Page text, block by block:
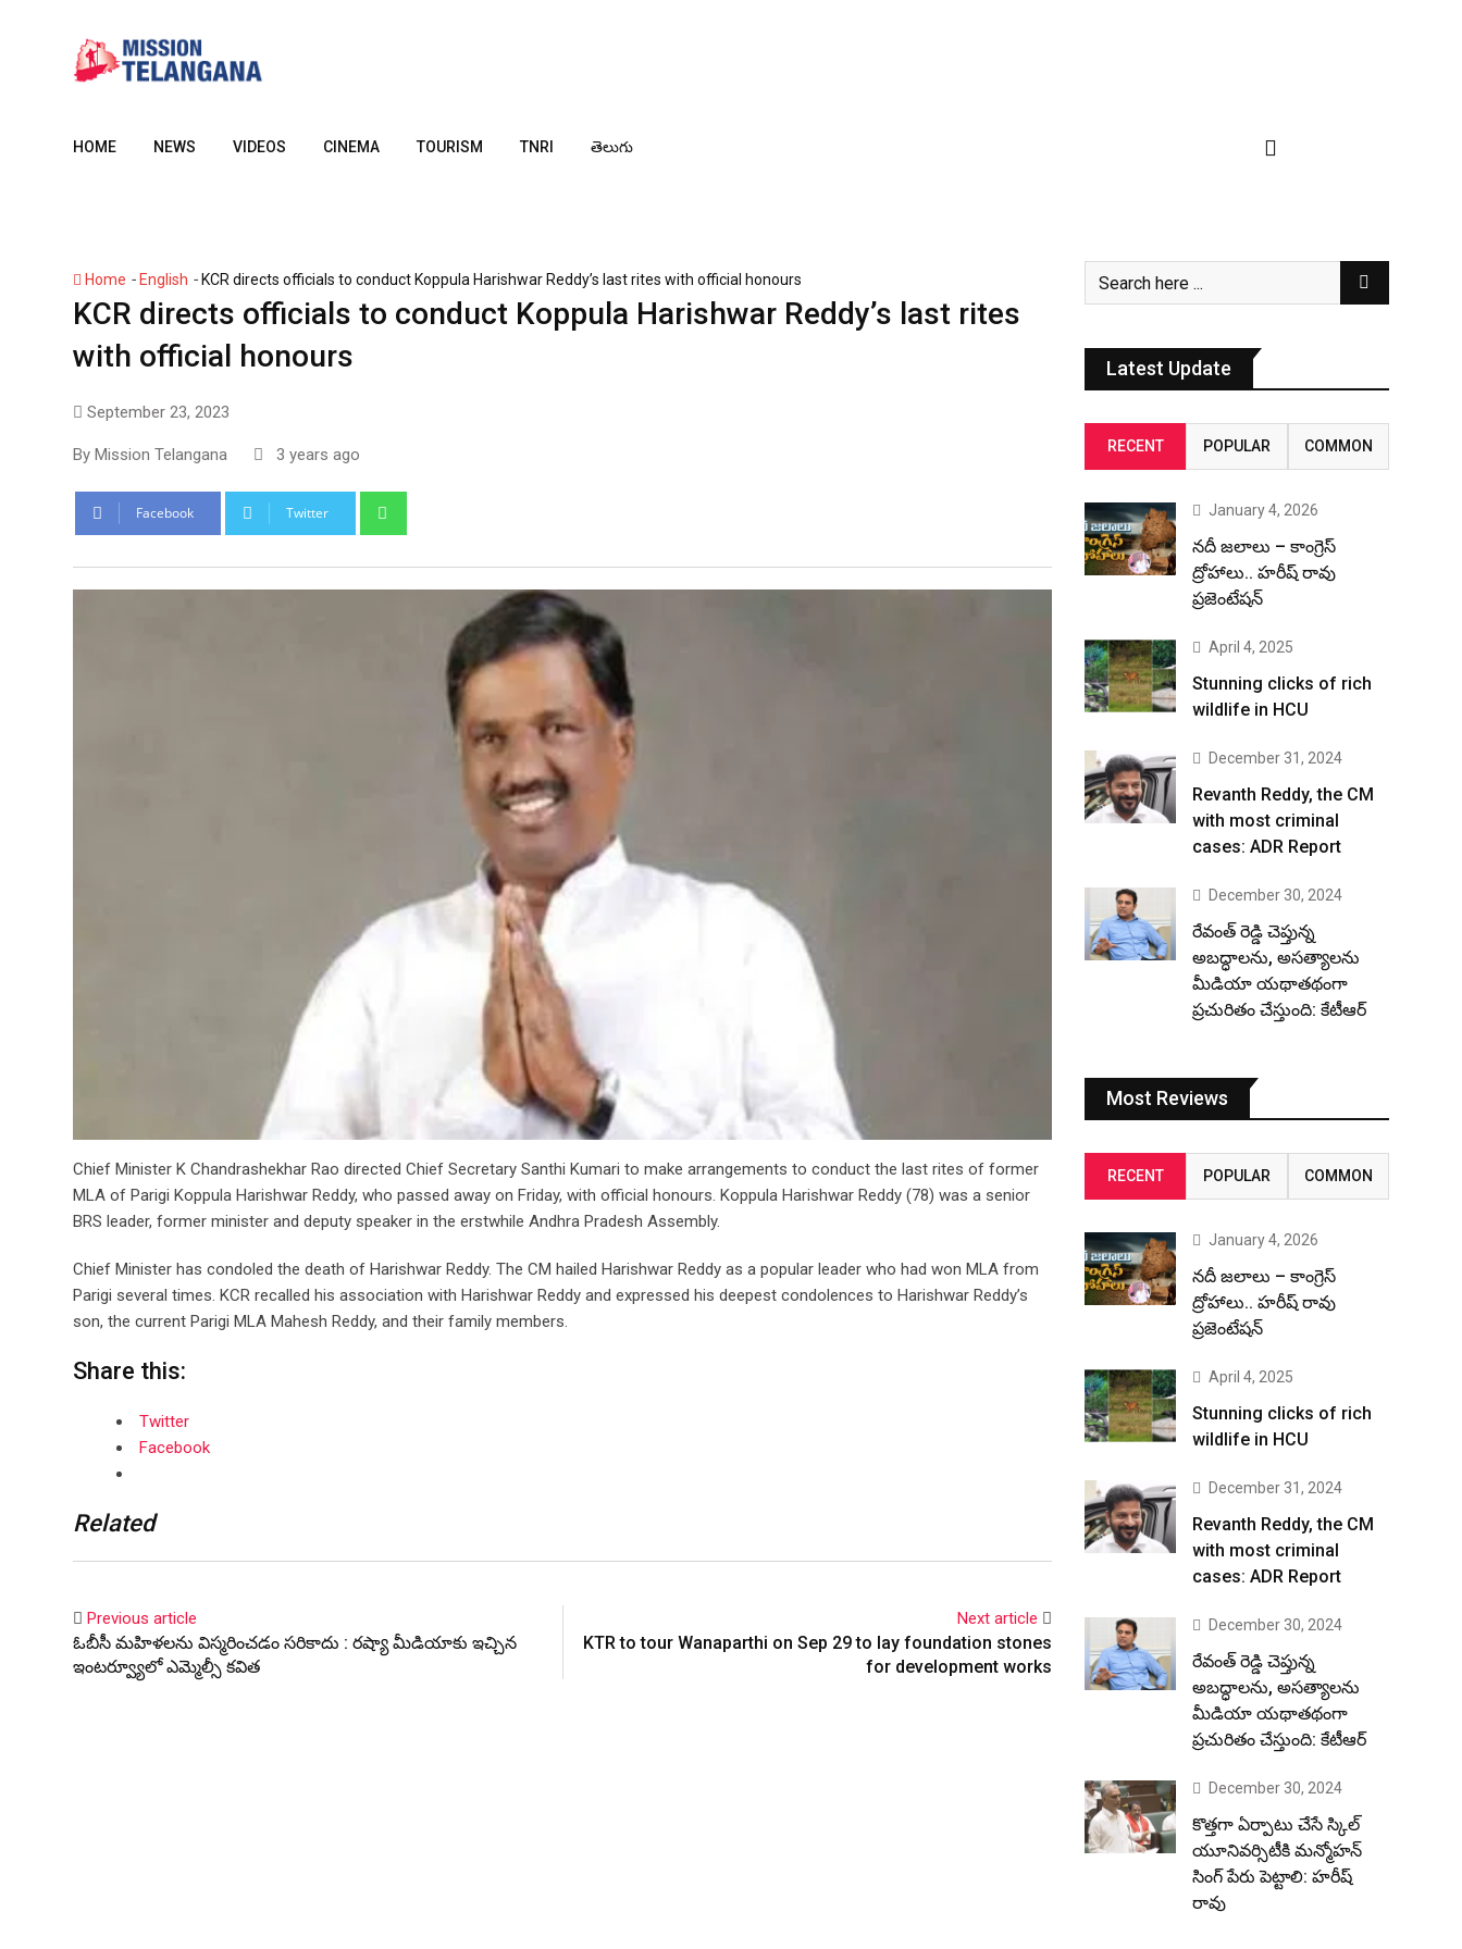
HOME NEWS VIDEOS CINEMA TOURISM TNRI తెలుగు
Home - English - KCR directs officials to conduct Koppula Harishwar Reddy’s last rites with official honours
KCR directs officials to conduct Koppula Harishwar Reddy’s last rites
with official honours
September 23, 2023
By Mission Telangana 3 years ago
Facebook Twitter
Chief Minister K Chandrashekhar Rao directed Chief Secretary Santhi Kumari to make arrangements to conduct the last rites of former
MLA of Parigi Koppula Harishwar Reddy, who passed away on Friday, with official honours. Koppula Harishwar Reddy (78) was a senior
BRS leader, former minister and deputy speaker in the erstwhile Andhra Pradesh Assembly.
Chief Minister has condoled the death of Harishwar Reddy. The CM hailed Harishwar Reddy as a popular leader who had won MLA from
Parigi several times. KCR recalled his association with Harishwar Reddy and expressed his deepest condolences to Harishwar Reddy’s
son, the current Parigi MLA Mahesh Reddy, and their family members.
Share this:
Twitter
Facebook
Related
Previous article
ఓబీసీ మహిళలను విస్మరించడం సరికాదు : రష్యా మీడియాకు ఇచ్చిన
ఇంటర్వ్యూలో ఎమ్మెల్సీ కవిత
Next article
KTR to tour Wanaparthi on Sep 29 to lay foundation stones
for development works
Latest Update
RECENT POPULAR COMMON
January 4, 2026
నదీ జలాలు – కాంగ్రెస్
ద్రోహాలు.. హరీష్ రావు
ప్రజెంటేషన్
April 4, 2025
Stunning clicks of rich
wildlife in HCU
December 31, 2024
Revanth Reddy, the CM
with most criminal
cases: ADR Report
December 30, 2024
రేవంత్ రెడ్డి చెప్తున్న
అబద్ధాలను, అసత్యాలను
మీడియా యథాతథంగా
ప్రచురితం చేస్తుంది: కేటీఆర్
Most Reviews
RECENT POPULAR COMMON
January 4, 2026
నదీ జలాలు – కాంగ్రెస్
ద్రోహాలు.. హరీష్ రావు
ప్రజెంటేషన్
April 4, 2025
Stunning clicks of rich
wildlife in HCU
December 31, 2024
Revanth Reddy, the CM
with most criminal
cases: ADR Report
December 30, 2024
రేవంత్ రెడ్డి చెప్తున్న
అబద్ధాలను, అసత్యాలను
మీడియా యథాతథంగా
ప్రచురితం చేస్తుంది: కేటీఆర్
December 30, 2024
కొత్తగా ఏర్పాటు చేసే స్కిల్
యూనివర్సిటీకి మన్మోహన్
సింగ్ పేరు పెట్టాలి: హరీష్
రావు